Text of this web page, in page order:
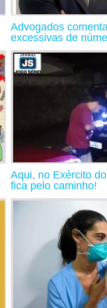
Advogados
excessivas de
Aqui, no Exército
fica pelo caminho!